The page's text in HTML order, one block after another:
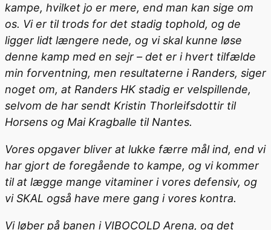
kampe, hvilket jo er mere, end man kan sige om
os. Vi er til trods for det stadig tophold, og de
ligger lidt længere nede, og vi skal kunne løse
denne kamp med en sejr – det er i hvert tilfælde
min forventning, men resultaterne i Randers, siger
noget om, at Randers HK stadig er velspillende,
selvom de har sendt Kristin Thorleifsdottir til
Horsens og Mai Kragballe til Nantes.
Vores opgaver bliver at lukke færre mål ind, end vi
har gjort de foregående to kampe, og vi kommer
til at lægge mange vitaminer i vores defensiv, og
vi SKAL også have mere gang i vores kontra.
Vi løber på banen i VIBOCOLD Arena, og det